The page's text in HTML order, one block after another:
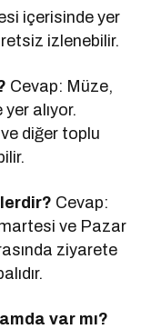
içerisinde yer
izlenebilir.
Cevap: Müze,
alıyor.
diğer toplu
Cevap:
ve Pazar
ziyarete
var mı?